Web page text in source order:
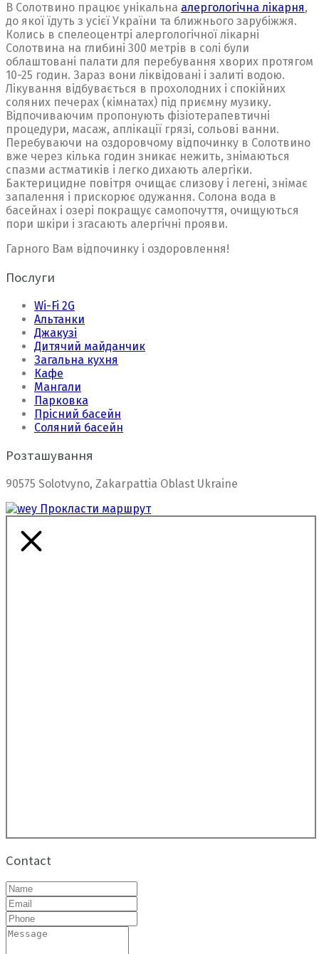
В Солотвино працює унікальна алергологічна лікарня,
до якої їдуть з усієї України та ближнього зарубіжжя.
Колись в спелеоцентрі алергологічної лікарні
Солотвина на глибині 300 метрів в солі були
облаштовані палати для перебування хворих протягом
10-25 годин. Зараз вони ліквідовані і залиті водою.
Лікування відбувається в прохолодних і спокійних
соляних печерах (кімнатах) під приємну музику.
Відпочиваючим пропонують фізіотерапевтичні
процедури, масаж, аплікації грязі, сольові ванни.
Перебуваючи на оздоровчому відпочинку в Солотвино
вже через кілька годин зникає нежить, знімаються
спазми астматиків і легко дихають алергіки.
Бактерицидне повітря очищає слизову і легені, знімає
запалення і прискорює одужання. Солона вода в
басейнах і озері покращує самопочуття, очищуються
пори шкіри і згасають алергічні прояви.
Гарного Вам відпочинку і оздоровлення!
Послуги
Wi-Fi 2G
Альтанки
Джакузі
Дитячий майданчик
Загальна кухня
Кафе
Мангали
Парковка
Прісний басейн
Соляний басейн
Розташування
90575 Solotvyno, Zakarpattia Oblast Ukraine
Прокласти маршрут
Contact